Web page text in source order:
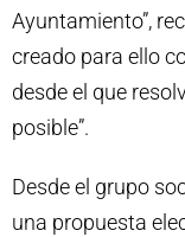
Ayuntamiento”,
creado para ello
desde el que
posible”.
Desde el grupo
una propuesta